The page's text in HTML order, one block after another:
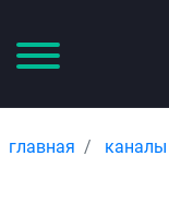
главная каналы